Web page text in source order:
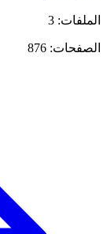
الملفات: 3
الصفحات: 876